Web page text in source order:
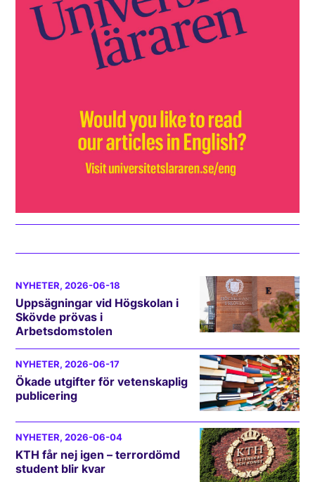
NYHETER, 2026-06-18
Uppsägningar vid Högskolan i
Skövde prövas i
Arbetsdomstolen
NYHETER, 2026-06-17
Ökade utgifter för vetenskaplig
publicering
NYHETER, 2026-06-04
KTH får nej igen – terrordömd
student blir kvar